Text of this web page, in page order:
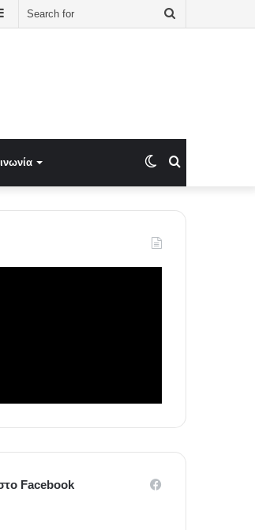
Sidebar
Switch
skin
Facebook